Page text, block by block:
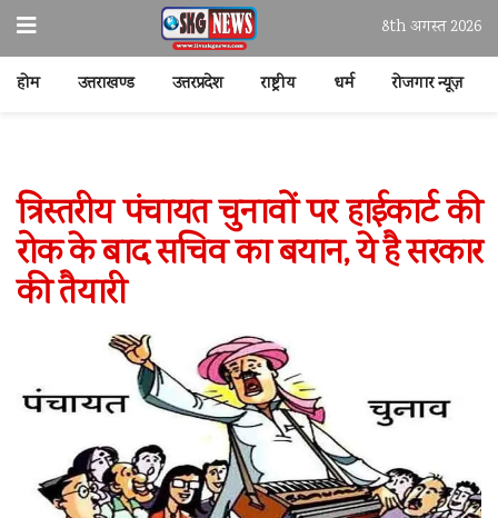
8th अगस्त 2026
होम उत्तराखण्ड उत्तरप्रदेश राष्ट्रीय धर्म रोजगार न्यूज़
त्रिस्तरीय पंचायत चुनावों पर हाईकार्ट की
रोक के बाद सचिव का बयान, ये है सरकार
की तैयारी